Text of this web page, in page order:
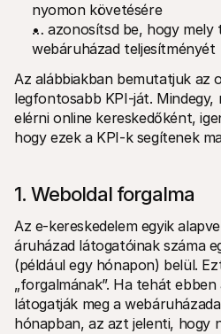
nyomon követésére
… azonosítsd be, hogy mely
webáruházad teljesítményét
Az alábbiakban bemutatjuk az
legfontosabb KPI-ját.
elérni online kereskedőként,
hogy ezek a KPI-k segítenek
1. Weboldal forgalma
Az e-kereskedelem egyik
áruházad látogatóinak száma
(például egy hónapon) belül.
„forgalmának”. Ha tehát
látogatják meg a
hónapban, az azt jelenti, hogy